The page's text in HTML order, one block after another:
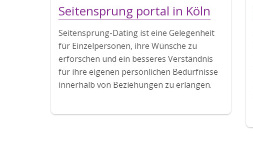
Seitensprung portal in Köln
Seitensprung-Dating ist eine Gelegenheit
für Einzelpersonen, ihre Wünsche zu
erforschen und ein besseres Verständnis
für ihre eigenen persönlichen Bedürfnisse
innerhalb von Beziehungen zu erlangen.